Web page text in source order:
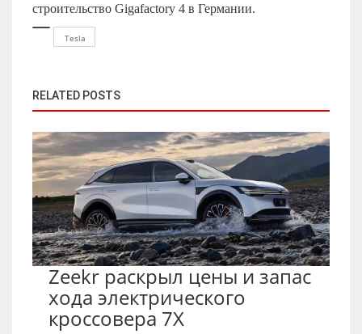
строительство Gigafactory 4 в Германии.
Tesla
RELATED POSTS
Zeekr раскрыл цены и запас
хода электрического
кроссовера 7X